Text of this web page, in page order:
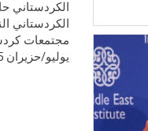
الكردستاني
يوليو/حزيران 2015م أن الوقت قد حان "لـحـرب شعـبـيـة ثـوريـة" ضد القوات التركية.